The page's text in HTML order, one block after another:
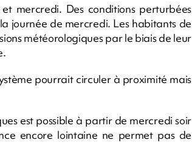
mercredi. Des conditions perturbées
journée de mercredi. Les habitants de
météorologiques par le biais de leur
pourrait circuler à proximité mais
est possible à partir de mercredi soir
encore lointaine ne permet pas de